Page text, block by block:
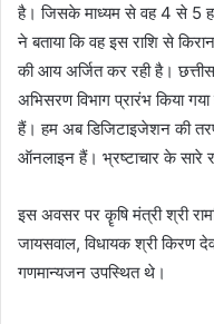
है। जिसके माध्यम से वह 4 से 5
ने बताया कि वह इस राशि से
की आय अर्जित कर रही है।
अभिसरण विभाग प्रारंभ किया
हैं। हम अब डिजिटाइजेशन की
ऑनलाइन हैं। भ्रष्टाचार के सारे
इस अवसर पर कॄषि मंत्री श्री
जायसवाल, विधायक श्री किरण
गणमान्यजन उपस्थित थे।